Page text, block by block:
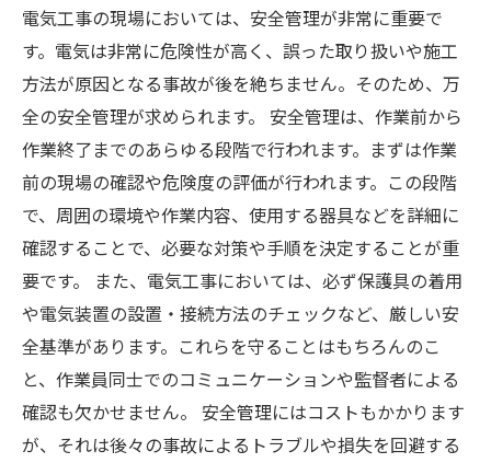
電気工事の現場においては、安全管理が非常に重要で
す。電気は非常に危険性が高く、誤った取り扱いや施工
方法が原因となる事故が後を絶ちません。そのため、万
全の安全管理が求められます。 安全管理は、作業前から
作業終了までのあらゆる段階で行われます。まずは作業
前の現場の確認や危険度の評価が行われます。この段階
で、周囲の環境や作業内容、使用する器具などを詳細に
確認することで、必要な対策や手順を決定することが重
要です。 また、電気工事においては、必ず保護具の着用
や電気装置の設置・接続方法のチェックなど、厳しい安
全基準があります。これらを守ることはもちろんのこ
と、作業員同士でのコミュニケーションや監督者による
確認も欠かせません。 安全管理にはコストもかかります
が、それは後々の事故によるトラブルや損失を回避する